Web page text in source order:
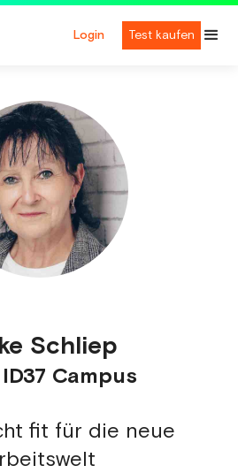
Login Test kaufen
Schliep
Campus
fit für die neue